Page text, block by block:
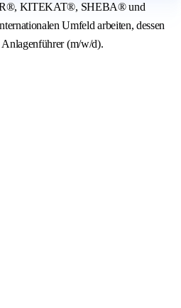
KITEKAT®, SHEBA® und
Umfeld arbeiten, dessen
Anlagenführer (m/w/d).